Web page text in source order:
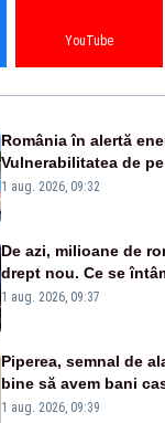
YouTube
România în alertă
Vulnerabilitatea de
în pericol Centrala
1 aug. 2026, 09:32
De azi, milioane de
drept nou. Ce se
un produs
1 aug. 2026, 09:37
Piperea, semnal de
bine să avem bani
alertei energetice?
1 aug. 2026, 09:39